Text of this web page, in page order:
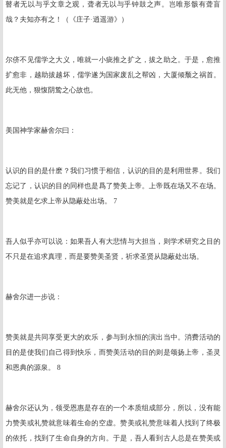
瞽者无以与乎文章之观，聋者无以与乎钟鼓之声。岂唯形骸有聋盲
哉？夫知亦有之！（《庄子·逍遥游》）
尔侪不见儒学之大义，唯就一小疵推之扩之，拔之助之。于是，愈推
扩愈非，越助拔越坏，儒学遂为国家废乱之帮凶，大厦倾颓之祸首。
此无他，狠愎阴鸷之心故也。
美国神学家赫舍尔曰：
认识的目的是什麽？我们习惯于相信，认识的目的是利用世界。我们
忘记了，认识的目的同样也是爲了赞美上帝。上帝既在场又不在场。
赞美就是乞求上帝从隐蔽处出场。 7
吾人似乎亦可以说：如果吾人有大悲情与大担当，则学术研究之目的
不只是在追求真理，而是要赞美圣贤，祈求圣贤从隐蔽处出场。
赫舍尔进一步说：
赞美就是共同享受更大的欢乐，参与到永恒的演出当中。消费活动的
目的是使我们自己得到快乐，而赞美活动的目的则是颂扬上帝，圣灵
和恩典的源泉。 8
赫舍尔还认为，领受恩惠是存在的一个本质组成部分，所以，没有能
力赞美或礼赞就意味着生命的空虚。赞美或礼赞意味着人找到了终极
的依托，找到了生命自身的方向。于是，吾人看到古人总是在赞美或